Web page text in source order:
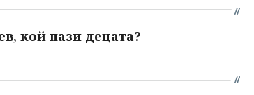
кой пази децата?